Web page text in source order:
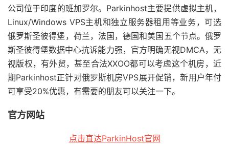
公司位于印度的班加罗尔。Parkinhost主要提供虚拟主机，
Linux/Windows VPS主机和独立服务器租用等业务，可选
俄罗斯圣彼得堡，荷兰，法国，德国和美国五个节点。俄罗
斯圣彼得堡数据中心抗诉能力强，官方明确无视DMCA，无
视版权，有外贸，甚至合法XXOO都可以考虑这个机房，近
期Parkinhost正针对俄罗斯机房VPS展开促销，新用户年付
可享受20%优惠，有需要的朋友可以关注一下。
官方网站
点击直达ParkinHost官网